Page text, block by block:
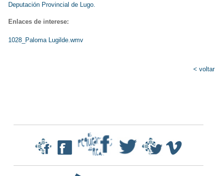
Deputación Provincial de Lugo.
Enlaces de interese:
1028_Paloma Lugilde.wmv
< voltar